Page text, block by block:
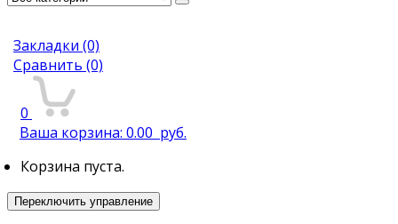
Закладки (0)
Сравнить (0)
0
Ваша корзина: 0.00 руб.
Корзина пуста.
Переключить управление